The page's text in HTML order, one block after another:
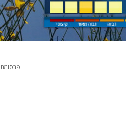
פרסומת